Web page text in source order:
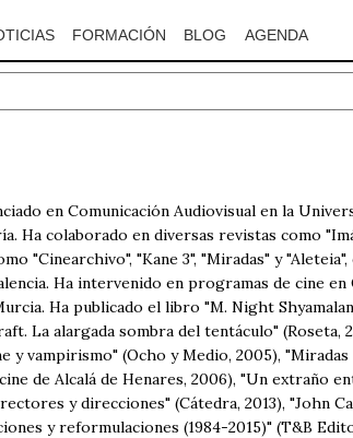
FORMACIÓN BLOG AGENDA
en Comunicación Audiovisual en la
Ha colaborado en diversas revistas como
"Cinearchivo", "Kane 3", "Miradas" y
Ha intervenido en programas de cine en
Ha publicado el libro "M. Night
La alargada sombra del tentáculo" (Roseta,
y vampirismo" (Ocho y Medio, 2005),
de Alcalá de Henares, 2006), "Un extraño
y direcciones" (Cátedra, 2013), "John
y reformulaciones (1984-2015)" (T&B